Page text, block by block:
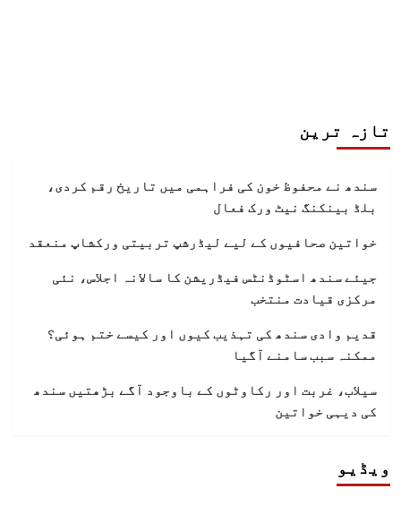
تازہ ترین
سندھ نے محفوظ خون کی فراہمی میں تاریخ رقم کردی،
بلڈ بینکنگ نیٹ ورک فعال
خواتین صحافیوں کے لیے لیڈرشپ تربیتی ورکشاپ منعقد
جیئے سندھ اسٹوڈنٹس فیڈریشن کا سالانہ اجلاس، نئی
مرکزی قیادت منتخب
قدیم وادی سندھ کی تہذیب کیوں اور کیسے ختم ہوئی؟
ممکنہ سبب سامنے آگیا
سیلاب، غربت اور رکاوٹوں کے باوجود آگے بڑھتیں سندھ
کی دیہی خواتین
ویڈیو